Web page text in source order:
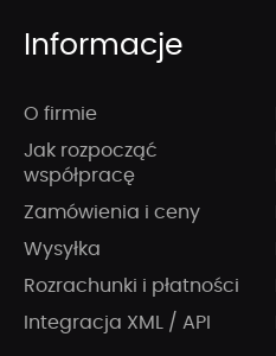
Informacje
O firmie
Jak rozpocząć
współpracę
Zamówienia i ceny
Wysyłka
Rozrachunki i płatności
Integracja XML / API